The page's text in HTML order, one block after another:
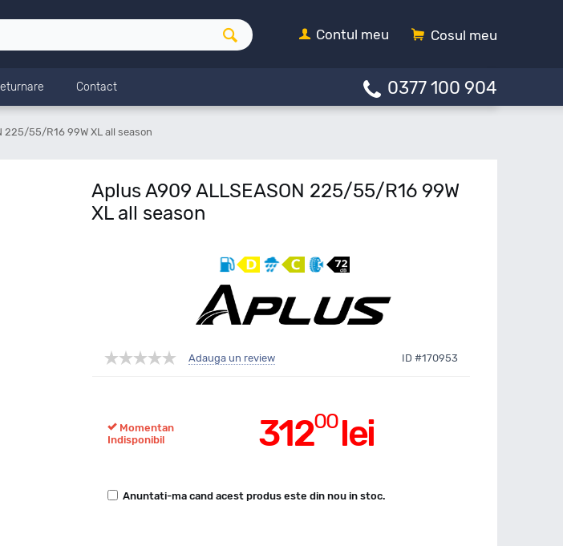
Cosul meu
Contul meu
Contact 0377 100 904
225/55/R16 99W XL all season
Aplus A909 ALLSEASON 225/55/R16 99W
XL all season
Adauga un review ID #170953
31200lei
Momentan
Indisponibil
Anuntati-ma cand acest produs este din nou in stoc.